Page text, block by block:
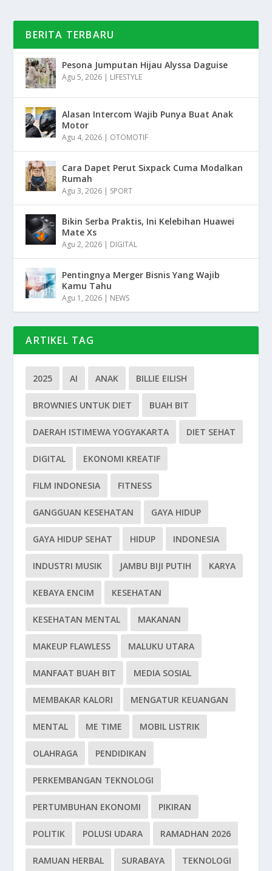
BERITA TERBARU
Pesona Jumputan Hijau Alyssa Daguise
Agu 5, 2026 | LIFESTYLE
Alasan Intercom Wajib Punya Buat Anak
Motor
Agu 4, 2026 | OTOMOTIF
Cara Dapet Perut Sixpack Cuma Modalkan
Rumah
Agu 3, 2026 | SPORT
Bikin Serba Praktis, Ini Kelebihan Huawei
Mate Xs
Agu 2, 2026 | DIGITAL
Pentingnya Merger Bisnis Yang Wajib
Kamu Tahu
Agu 1, 2026 | NEWS
ARTIKEL TAG
2025 AI ANAK BILLIE EILISH
BROWNIES UNTUK DIET BUAH BIT
DAERAH ISTIMEWA YOGYAKARTA DIET SEHAT
DIGITAL EKONOMI KREATIF
FILM INDONESIA FITNESS
GANGGUAN KESEHATAN GAYA HIDUP
GAYA HIDUP SEHAT HIDUP INDONESIA
INDUSTRI MUSIK JAMBU BIJI PUTIH KARYA
KEBAYA ENCIM KESEHATAN
KESEHATAN MENTAL MAKANAN
MAKEUP FLAWLESS MALUKU UTARA
MANFAAT BUAH BIT MEDIA SOSIAL
MEMBAKAR KALORI MENGATUR KEUANGAN
MENTAL ME TIME MOBIL LISTRIK
OLAHRAGA PENDIDIKAN
PERKEMBANGAN TEKNOLOGI
PERTUMBUHAN EKONOMI PIKIRAN
POLITIK POLUSI UDARA RAMADHAN 2026
RAMUAN HERBAL SURABAYA TEKNOLOGI